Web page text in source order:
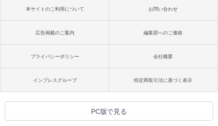
本サイトのご利用について お問い合わせ
広告掲載のご案内 編集部へのご連絡
プライバシーポリシー 会社概要
インプレスグループ 特定商取引法に基づく表示
PC版で見る